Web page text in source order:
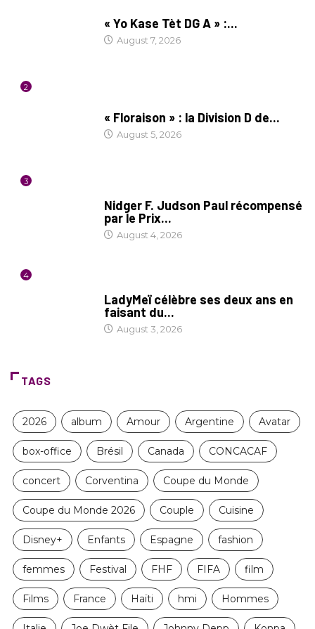
« Yo Kase Tèt DG A » :...
August 7, 2026
2
« Floraison » : la Division D de...
August 5, 2026
3
Nidger F. Judson Paul récompensé
par le Prix...
August 4, 2026
4
LadyMeï célèbre ses deux ans en
faisant du...
August 3, 2026
TAGS
2026 album Amour Argentine Avatar
box-office Brésil Canada CONCACAF
concert Corventina Coupe du Monde
Coupe du Monde 2026 Couple Cuisine
Disney+ Enfants Espagne fashion
femmes Festival FHF FIFA film
Films France Haïti hmi Hommes